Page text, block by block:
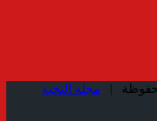
مجلة النخبة